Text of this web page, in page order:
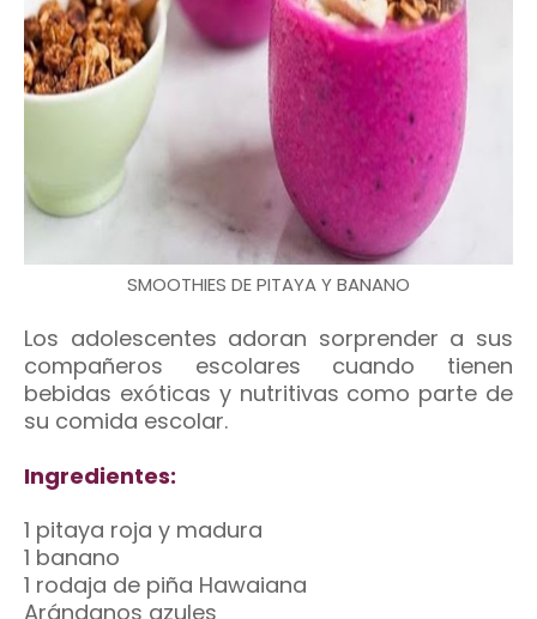
SMOOTHIES DE PITAYA Y BANANO
Los adolescentes adoran sorprender a sus
compañeros escolares cuando tienen
bebidas exóticas y nutritivas como parte de
su comida escolar.
Ingredientes:
1 pitaya roja y madura
1 banano
1 rodaja de piña Hawaiana
Arándanos azules